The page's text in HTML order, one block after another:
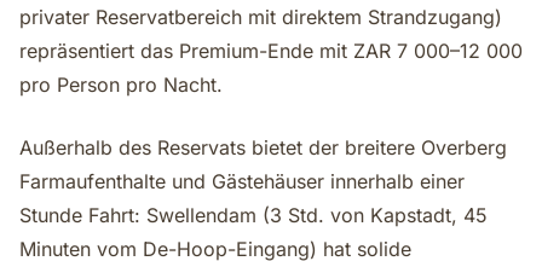
privater Reservatbereich mit direktem Strandzugang)
repräsentiert das Premium-Ende mit ZAR 7 000–12 000
pro Person pro Nacht.
Außerhalb des Reservats bietet der breitere Overberg
Farmaufenthalte und Gästehäuser innerhalb einer
Stunde Fahrt: Swellendam (3 Std. von Kapstadt, 45
Minuten vom De-Hoop-Eingang) hat solide